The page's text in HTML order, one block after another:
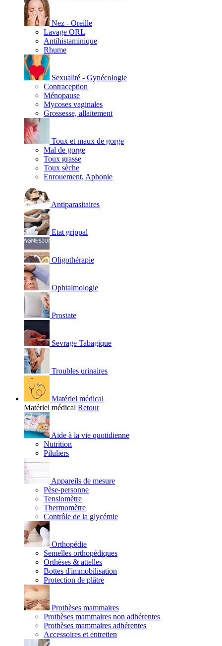
Nez - Oreille
Lavage ORL
Antihistaminique
Rhume
Sexualité - Gynécologie
Contraception
Ménopause
Mycoses vaginales
Grossesse, allaitement
Toux et maux de gorge
Mal de gorge
Toux grasse
Toux sèche
Enrouement, Aphonie
Antiparasitaires
Etat grippal
Oligothérapie
Ophtalmologie
Prostate
Sevrage Tabagique
Troubles urinaires
Matériel médical
Matériel médical Retour
Aide à la vie quotidienne
Nutrition
Piluliers
Appareils de mesure
Pèse-personne
Tensiomètre
Thermomètre
Contrôle de la glycémie
Orthopédie
Semelles orthopédiques
Orthèses & attelles
Bottes d'immobilisation
Protection de plâtre
Prothèses mammaires
Prothèses mammaires non adhérentes
Prothèses mammaires adhérentes
Accessoires et entretien